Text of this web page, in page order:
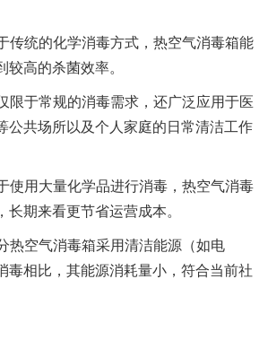
传统的化学消毒方式，热空气消毒箱能
较高的杀菌效率。
限于常规的消毒需求，还广泛应用于医
公共场所以及个人家庭的日常清洁工作
使用大量化学品进行消毒，热空气消毒
长期来看更节省运营成本。
热空气消毒箱采用清洁能源（如电
毒相比，其能源消耗量小，符合当前社